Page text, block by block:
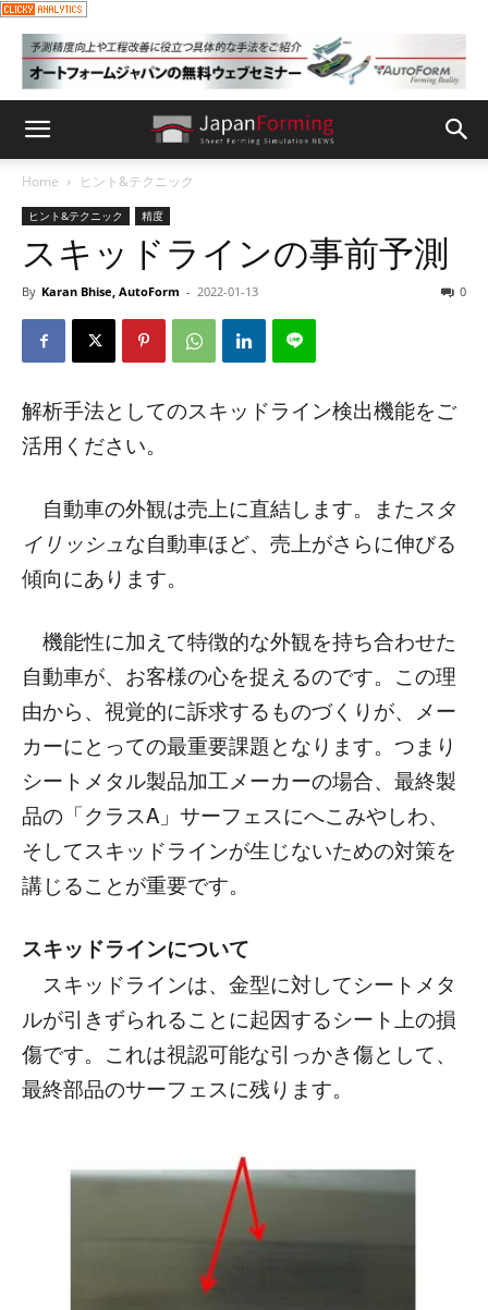
Home ヒント&テクニック
ヒント&テクニック 精度
スキッドラインの事前予測
By Karan Bhise, AutoForm - 2022-01-13 0
解析手法としてのスキッドライン検出機能をご
活用ください。
自動車の外観は売上に直結します。また スタ
イリッシュな自動車ほど、売上がさらに伸びる
傾向にあります。
機能性に加えて特徴的な外観を持ち合わせた
自動車が、お客様の心を捉えるのです。この理
由から、視覚的に訴求するものづくりが、メー
カーにとっての最重要課題となります。つまり
シートメタル製品加工メーカーの場合、最終製
品の「クラスA」サーフェスにへこみやしわ、
そしてスキッドラインが生じないための対策を
講じることが重要です。
スキッドラインについて
スキッドラインは、金型に対してシートメタ
ルが引きずられることに起因するシート上の損
傷です。これは視認可能な引っかき傷として、
最終部品のサーフェスに残ります。